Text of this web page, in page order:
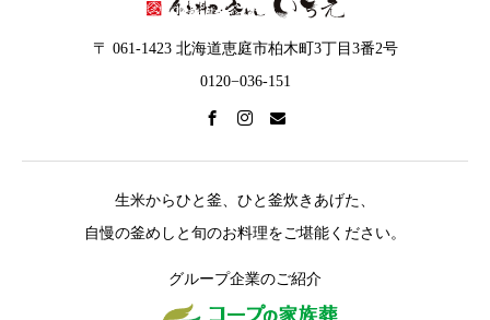
〒 061-1423 北海道恵庭市柏木町3丁目3番2号
0120−036-151
生米からひと釜、ひと釜炊きあげた、
自慢の釜めしと旬のお料理をご堪能ください。
グループ企業のご紹介